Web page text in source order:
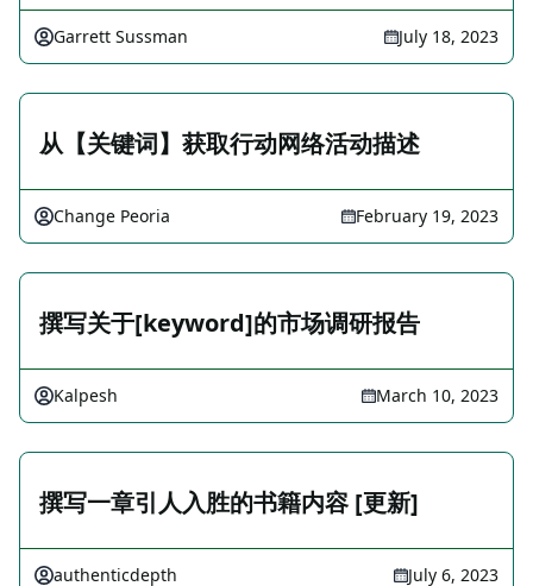
Garrett Sussman July 18, 2023
从【关键词】获取行动网络活动描述
Change Peoria February 19, 2023
撰写关于[keyword]的市场调研报告
Kalpesh March 10, 2023
撰写一章引人入胜的书籍内容 [更新]
authenticdepth July 6, 2023